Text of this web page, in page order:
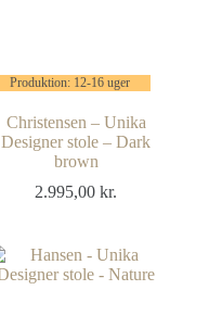
Produktion: 12-16 uger
Christensen – Unika
Designer stole – Dark
brown
2.995,00kr.